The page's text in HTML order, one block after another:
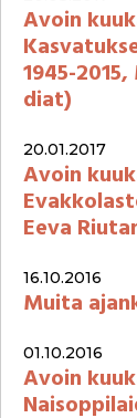
Avoin
1945-
diat)
20.01.2017
Avoin
Eeva
16.10.2016
Muita
01.10.2016
Avoin